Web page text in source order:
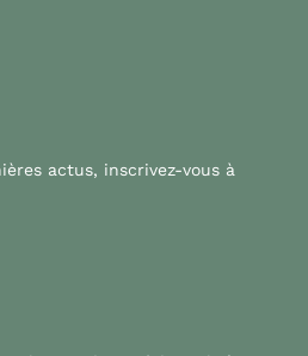
actus, inscrivez-vous à